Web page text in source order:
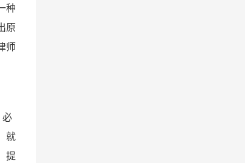
种
原
师
必
就
提